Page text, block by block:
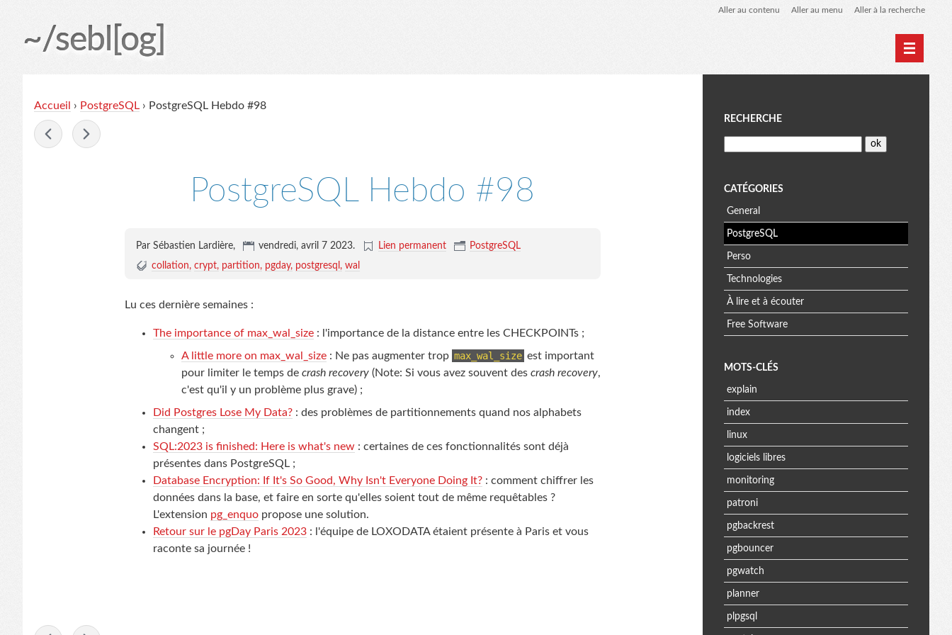
Aller au contenu Aller au menu Aller à la recherche
~/sebl[og]
Accueil
› PostgreSQL› PostgreSQL Hebdo #98
PostgreSQL Hebdo #98
Par Sébastien Lardière, vendredi, avril 7 2023. Lien permanent
PostgreSQL
collation crypt partition pgday postgresql wal
Lu ces dernière semaines :
The importance of max_wal_size: l'importance de la distance entre les CHECKPOINTs ;
A little more on max_wal_size: Ne pas augmenter trop max_wal_size est important
pour limiter le temps de crash recovery(Note: Si vous avez souvent des crash recovery,
c'est qu'il y un problème plus grave) ;
Did Postgres Lose My Data?: des problèmes de partitionnements quand nos alphabets
changent ;
SQL:2023 is finished: Here is what's new: certaines de ces fonctionnalités sont déjà
présentes dans PostgreSQL ;
Database Encryption: If It's So Good, Why Isn't Everyone Doing It?: comment chiffrer les
données dans la base, et faire en sorte qu'elles soient tout de même requêtables ?
L'extension pg_enquopropose une solution.
Retour sur le pgDay Paris 2023: l'équipe de LOXODATA étaient présente à Paris et vous
raconte sa journée !
M
e
n
u
RECHERCHE
CATÉGORIES
General
PostgreSQL
Perso
Technologies
À lire et à écouter
Free Software
MOTS-CLÉS
explain
index
linux
logiciels libres
monitoring
patroni
pgbackrest
pgbouncer
pgwatch
planner
plpgsql